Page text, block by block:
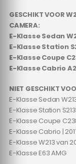
GESCHIKT VOOR
CAMERA:
E-Klasse Sedan
E-Klasse Station
E-Klasse Coupe
E-Klasse Cabrio
NIET GESCHIKT
E-Klasse Sedan
E-Klasse Station
E-Klasse Coupe
E-Klasse Cabrio |
E-Klasse W213 van
E-Klasse E63 AMG